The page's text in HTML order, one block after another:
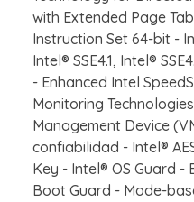
with Extended Page
Instruction Set 64-bit -
Intel® SSE4.1, Intel®
- Enhanced Intel
Monitoring
Management Device
confiabilidad - Intel®
Key - Intel® OS Guard -
Boot Guard - Mode-